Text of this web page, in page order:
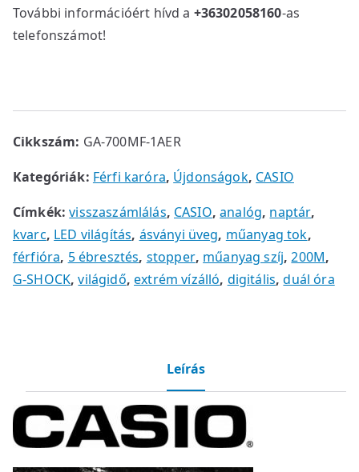
További információért hívd a +36302058160-as
telefonszámot!
Cikkszám: GA-700MF-1AER
Kategóriák: Férfi karóra, Újdonságok, CASIO
Címkék:visszaszámlálás, CASIO,analóg, naptár,
kvarc, LED világítás, ásványi üveg, műanyag tok,
férfióra, 5 ébresztés, stopper, műanyag szíj,200M,
G-SHOCK,világidő,extrém vízálló, digitális,duál óra
Leírás